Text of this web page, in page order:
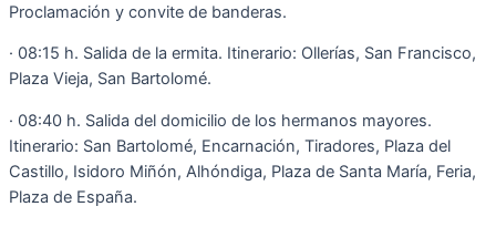
Proclamación y convite de banderas.
· 08:15 h. Salida de la ermita. Itinerario: Ollerías, San Francisco,
Plaza Vieja, San Bartolomé.
· 08:40 h. Salida del domicilio de los hermanos mayores.
Itinerario: San Bartolomé, Encarnación, Tiradores, Plaza del
Castillo, Isidoro Miñón, Alhóndiga, Plaza de Santa María, Feria,
Plaza de España.